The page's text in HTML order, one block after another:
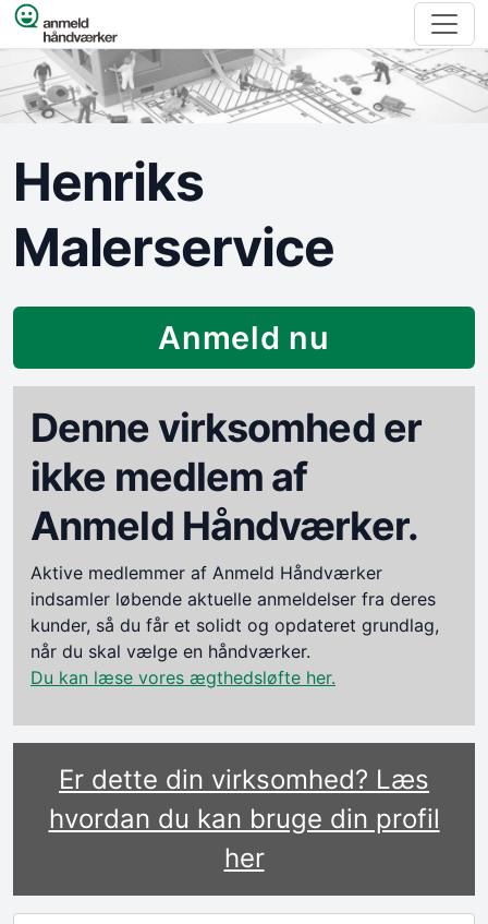
Spring til indhold
Henriks
Malerservice
Anmeld nu
Denne virksomhed er
ikke medlem af
Anmeld Håndværker.
Aktive medlemmer af Anmeld Håndværker
indsamler løbende aktuelle anmeldelser fra deres
kunder, så du får et solidt og opdateret grundlag,
når du skal vælge en håndværker.
Du kan læse vores ægthedsløfte her.
Er dette din virksomhed? Læs
hvordan du kan bruge din profil
her